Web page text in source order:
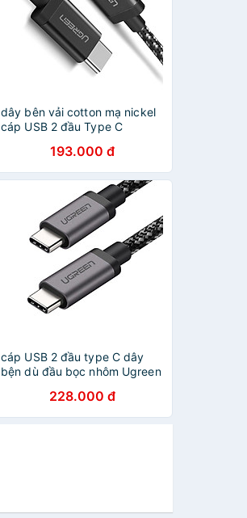
dây bên vải cotton mạ nickel
cáp USB 2 đầu Type C
màu đen hàng chính hãng
193.000 đ
cáp USB 2 đầu type C dây
bện dù đầu bọc nhôm Ugreen
màu đen hàng chính hãng
228.000 đ